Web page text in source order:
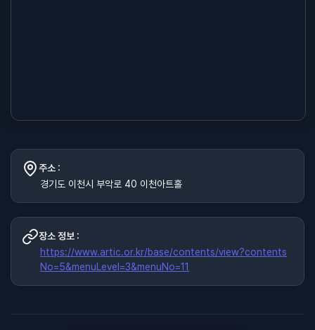
주소 :
경기도 이천시 부악로 40 이천아트홀
장소 정보 :
https://www.artic.or.kr/base/contents/view?contents
No=5&menuLevel=3&menuNo=11